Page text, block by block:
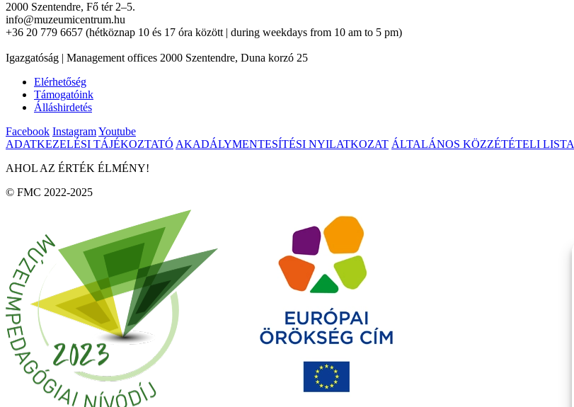
2000 Szentendre, Fő tér 2–5.
info@muzeumicentrum.hu
+36 20 779 6657 (hétköznap 10 és 17 óra között | during weekdays from 10 am to 5 pm)
Igazgatóság | Management offices 2000 Szentendre, Duna korzó 25
Elérhetőség
Támogatóink
Álláshirdetés
Facebook InstagramYoutube
ADATKEZELÉSI TÁJÉKOZTATÓ AKADÁLYMENTESÍTÉSI NYILATKOZAT ÁLTALÁNOS KÖZZÉTÉTELI LISTA
AHOL AZ ÉRTÉK ÉLMÉNY!
© FMC 2022-2025